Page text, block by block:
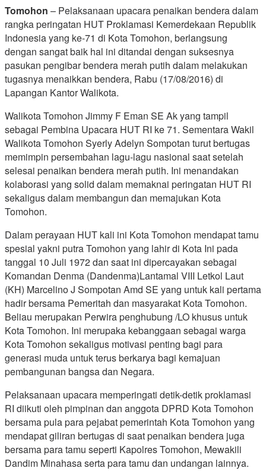
Tomohon – Pelaksanaan upacara penaikan bendera dalam
rangka peringatan HUT Proklamasi Kemerdekaan Republik
Indonesia yang ke-71 di Kota Tomohon, berlangsung
dengan sangat baik hal ini ditandai dengan suksesnya
pasukan pengibar bendera merah putih dalam melakukan
tugasnya menaikkan bendera, Rabu (17/08/2016) di
Lapangan Kantor Walikota.
Walikota Tomohon Jimmy F Eman SE Ak yang tampil
sebagai Pembina Upacara HUT RI ke 71. Sementara Wakil
Walikota Tomohon Syerly Adelyn Sompotan turut bertugas
memimpin persembahan lagu-lagu nasional saat setelah
selesai penaikan bendera merah putih. Ini menandakan
kolaborasi yang solid dalam memaknai peringatan HUT RI
sekaligus dalam membangun dan memajukan Kota
Tomohon.
Dalam perayaan HUT kali ini Kota Tomohon mendapat tamu
spesial yakni putra Tomohon yang lahir di Kota Ini pada
tanggal 10 Juli 1972 dan saat ini dipercayakan sebagai
Komandan Denma (Dandenma)Lantamal VIII Letkol Laut
(KH) Marcelino J Sompotan Amd SE yang untuk kali pertama
hadir bersama Pemeritah dan masyarakat Kota Tomohon.
Beliau merupakan Perwira penghubung /LO khusus untuk
Kota Tomohon. Ini merupaka kebanggaan sebagai warga
Kota Tomohon sekaligus motivasi penting bagi para
generasi muda untuk terus berkarya bagi kemajuan
pembangunan bangsa dan Negara.
Pelaksanaan upacara memperingati detik-detik proklamasi
RI diikuti oleh pimpinan dan anggota DPRD Kota Tomohon
bersama pula para pejabat pemerintah Kota Tomohon yang
mendapat giliran bertugas di saat penaikan bendera juga
bersama para tamu seperti Kapolres Tomohon, Mewakili
Dandim Minahasa serta para tamu dan undangan lainnya.